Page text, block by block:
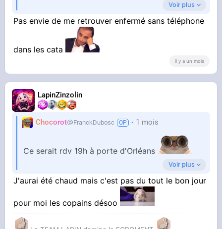
On descend boire des coups dans une salle,
avec pas mal de monde. On rentre au plus tard
pour les derniers métros
On va donc pas trop crapahuter, ni trop se salir.
Il y aura@CleaMolette
#catacombes
Voir plus
Pas envie de me retrouver enfermé sans téléphone
dans les cata
il y a un mois
LapinZinzolin
Chocorot FranckDubosc 1 mois
Ce serait rdv 19h à porte d'Orléans
On descend boire des coups dans une salle,
avec pas mal de monde. On rentre au plus tard
pour les derniers métros
Voir plus
J'aurai été chaud mais c'est pas du tout le bon jour
pour moi les copains désoo